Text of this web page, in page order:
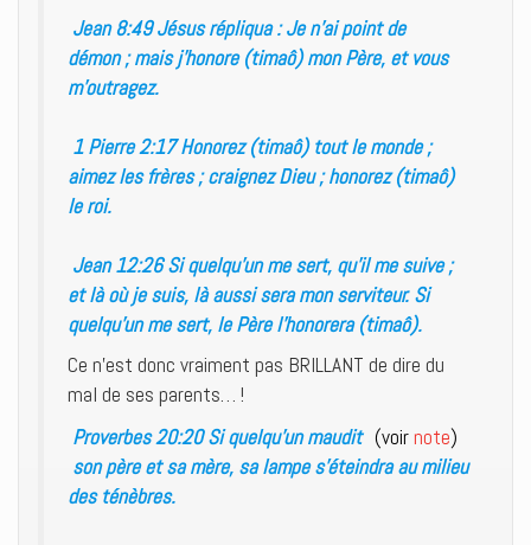
Jean 8:49 Jésus répliqua : Je n’ai point de
démon ; mais j’honore (timaô) mon Père, et vous
m’outragez.
1 Pierre 2:17 Honorez (timaô) tout le monde ;
aimez les frères ; craignez Dieu ; honorez (timaô)
le roi.
Jean 12:26 Si quelqu’un me sert, qu’il me suive ;
et là où je suis, là aussi sera mon serviteur. Si
quelqu’un me sert, le Père l’honorera (timaô).
Ce n’est donc vraiment pas BRILLANT de dire du
mal de ses parents… !
Proverbes 20:20 Si quelqu’un maudit (voirnote)
son père et sa mère, sa lampe s’éteindra au milieu
des ténèbres.